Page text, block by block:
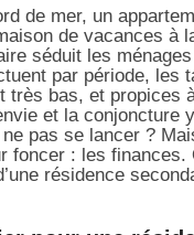
de mer, un
de vacances à
séduit les
par période, les
très bas, et propices
et la conjoncture
pas se lancer ?
foncer : les finances.
résidence